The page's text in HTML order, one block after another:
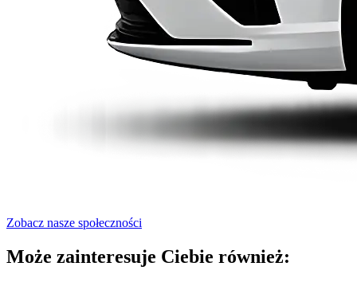
Zobacz nasze społeczności
Może zainteresuje Ciebie również: